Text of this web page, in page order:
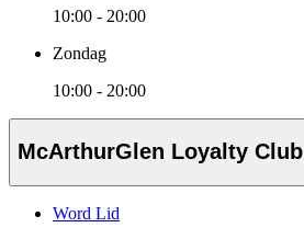
10:00 - 20:00
Zondag
10:00 - 20:00
McArthurGlen Loyalty Club
Word Lid